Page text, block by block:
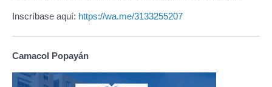
Inscríbase aquí: https://wa.me/3133255207
Camacol Popayán